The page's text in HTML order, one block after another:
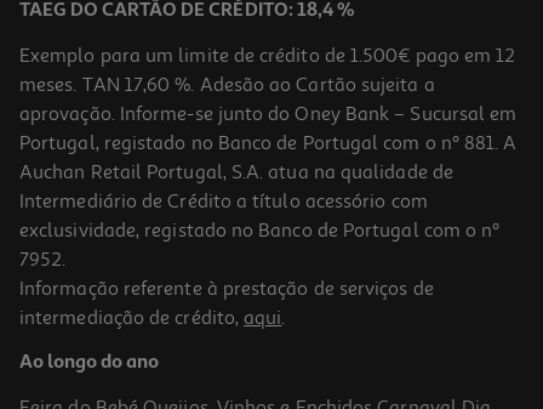
TAEG DO CARTÃO DE CRÉDITO: 18,4 %
Exemplo para um limite de crédito de 1.500€ pago em 12
meses. TAN 17,60 %. Adesão ao Cartão sujeita a
aprovação. Informe-se junto do Oney Bank – Sucursal em
Portugal, registado no Banco de Portugal com o nº 881. A
Auchan Retail Portugal, S.A. atua na qualidade de
Intermediário de Crédito a título acessório com
exclusividade, registado no Banco de Portugal com o nº
7952.
Informação referente à prestação de serviços de
intermediação de crédito, aqui.
Ao longo do ano